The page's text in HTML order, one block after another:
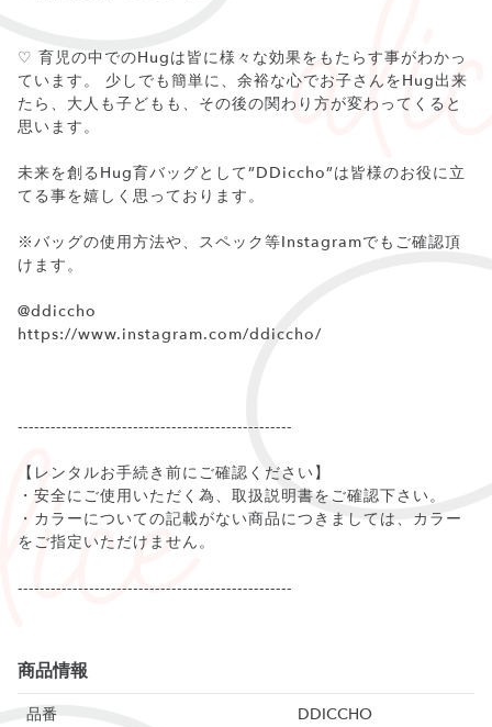
♡ 育児の中でのHugは皆に様々な効果をもたらす事がわかっ
ています。 少しでも簡単に、余裕な心でお子さんをHug出来
たら、大人も子どもも、その後の関わり方が変わってくると
思います。
未来を創るHug育バッグとして”DDiccho”は皆様のお役に立
てる事を嬉しく思っております。
※バッグの使用方法や、スペック等Instagramでもご確認頂
けます。
@ddiccho
https://www.instagram.com/ddiccho/
--------------------------------------------------
【レンタルお手続き前にご確認ください】
・安全にご使用いただく為、取扱説明書をご確認下さい。
・カラーについての記載がない商品につきましては、カラー
をご指定いただけません。
--------------------------------------------------
商品情報
品番
DDICCHO